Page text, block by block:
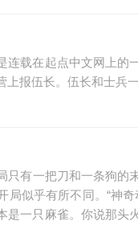
连载在起点中文网上
上报伍长。伍长和士兵
只有一把刀和一条狗
局似乎有所不同。“神
是一只麻雀。你说那